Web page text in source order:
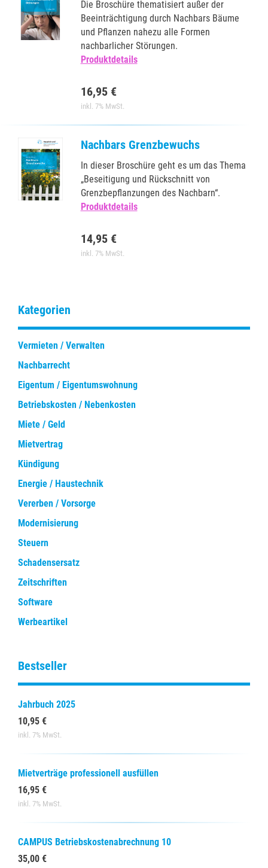
Die Broschüre thematisiert außer der
Beeinträchtigung durch Nachbars Bäume
und Pflanzen nahezu alle Formen
nachbarlicher Störungen.
Produktdetails
16,95 €
inkl. 7% MwSt.
Nachbars Grenzbewuchs
In dieser Broschüre geht es um das Thema
„Beseitigung und Rückschnitt von
Grenzbepflanzungen des Nachbarn“.
Produktdetails
14,95 €
inkl. 7% MwSt.
Kategorien
Vermieten / Verwalten
Nachbarrecht
Eigentum / Eigentumswohnung
Betriebskosten / Nebenkosten
Miete / Geld
Mietvertrag
Kündigung
Energie / Haustechnik
Vererben / Vorsorge
Modernisierung
Steuern
Schadensersatz
Zeitschriften
Software
Werbeartikel
Bestseller
Jahrbuch 2025
10,95 €
inkl. 7% MwSt.
Mietverträge professionell ausfüllen
16,95 €
inkl. 7% MwSt.
CAMPUS Betriebskostenabrechnung 10
35,00 €